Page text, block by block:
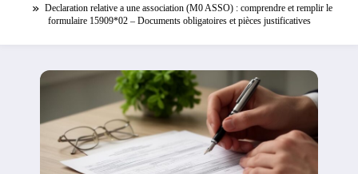
Declaration relative a une association (M0 ASSO) : comprendre et remplir le
formulaire 15909*02 – Documents obligatoires et pièces justificatives